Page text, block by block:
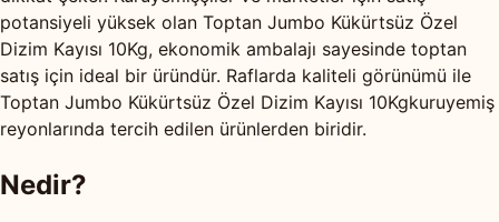
potansiyeli yüksek olan Toptan Jumbo Kükürtsüz Özel
Dizim Kayısı 10Kg, ekonomik ambalajı sayesinde toptan
satış için ideal bir üründür. Raflarda kaliteli görünümü ile
Toptan Jumbo Kükürtsüz Özel Dizim Kayısı 10Kgkuruyemiş
reyonlarında tercih edilen ürünlerden biridir.
Nedir?